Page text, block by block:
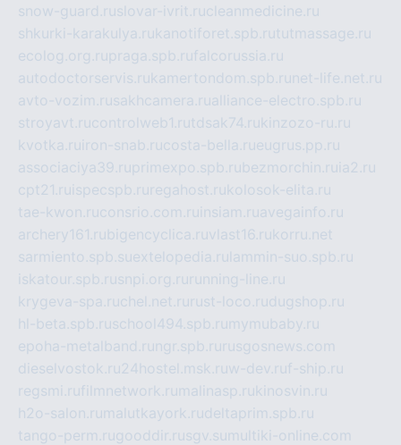
snow-guard.ruslovar-ivrit.rucleanmedicine.ru
shkurki-karakulya.rukanotiforet.spb.rututmassage.ru
ecolog.org.rupraga.spb.rufalcorussia.ru
autodoctorservis.rukamertondom.spb.ru net-life.net.ru
avto-vozim.rusakhcamera.rualliance-electro.spb.ru
stroyavt.rucontrolweb1.rutdsak74.rukinzozo-ru.ru
kvotka.ru iron-snab.rucosta-bella.rueugrus.pp.ru
associaciya39.ruprimexpo.spb.rubezmorchin.ru ia2.ru
cpt21.ru ispecspb.ru regahost.rukolosok-elita.ru
tae-kwon.ruconsrio.com.ru insiam.ruavegainfo.ru
archery161.rubigencyclica.ruvlast16.rukorru.net
sarmiento.spb.suextelopedia.ru lammin-suo.spb.ru
iskatour.spb.rusnpi.org.ru running-line.ru
krygeva-spa.ruchel.net.ru rust-loco.rudugshop.ru
hl-beta.spb.ruschool494.spb.ru mymubaby.ru
epoha-metalband.ru ngr.spb.ru rusgosnews.com
dieselvostok.ru24hostel.msk.ruw-dev.ruf-ship.ru
regsmi.rufilmnetwork.ru malinasp.rukinosvin.ru
h2o-salon.ru malutkayork.rudeltaprim.spb.ru
tango-perm.rugooddir.rusgv.su multiki-online.com